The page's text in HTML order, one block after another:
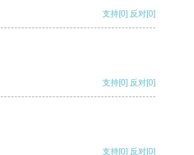
支持[0] 反对[0]
支持[0] 反对[0]
支持[0] 反对[0]